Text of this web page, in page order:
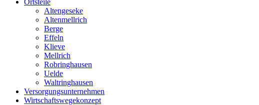
Altengeseke
Altenmellrich
Berge
Effeln
Klieve
Mellrich
Robringhausen
Uelde
Waltringhausen
Versorgungsunternehmen
Wirtschaftswegekonzept